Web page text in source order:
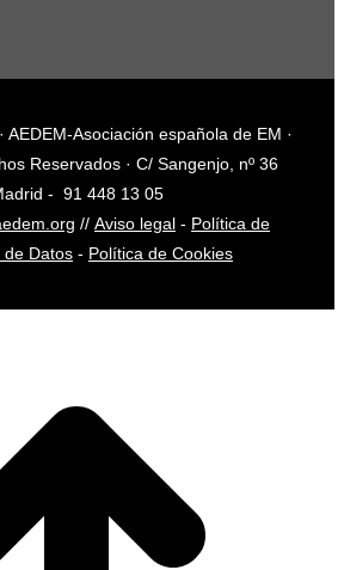
AEDEM-Asociación española de EM ·
Reservados · C/ Sangenjo, nº 36
- 91 448 13 05
// Aviso legal - Política de
de Datos - Política de Cookies